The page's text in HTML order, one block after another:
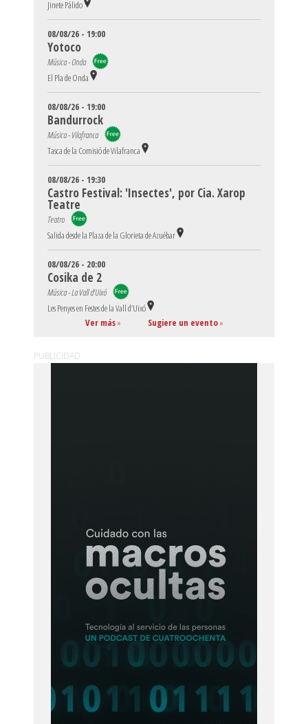
Jinete Pálido
08/08/26 - 19:00
Yotoco
Música - Onda
El Pla de Onda
08/08/26 - 19:00
Bandurrock
Música - Vilafranca
Tasca de la Comisió de Vilafranca
08/08/26 - 19:30
Castro Festival: 'Insectes', por Cia. Xarop
Teatre
Teatro
Salida desde la Plaza de la Glorieta de Azuébar
08/08/26 - 20:00
Cosika de 2
Música - La Vall d'Uixó
Les Penyes en Festes de la Vall d’Uixó
Ver más» Sugiere un evento»
PUBLICIDAD